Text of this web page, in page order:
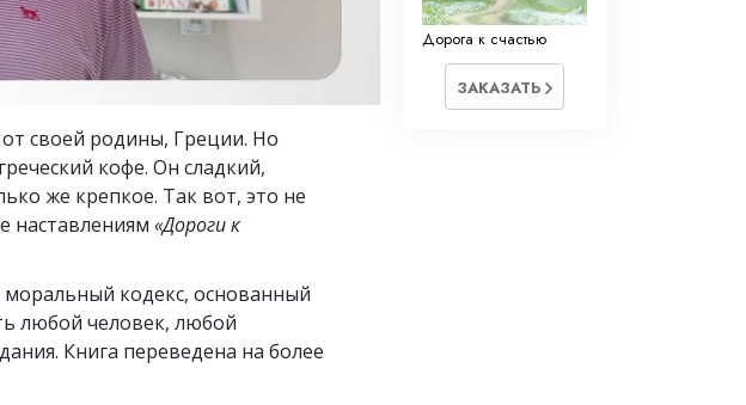
Расследования
Основы организации
своей родины, Греции. Но
кофе. Он сладкий,
же крепкое. Так вот, это не
наставлениям «Дороги к
кодекс, основанный
любой человек, любой
Книга переведена на более
Дорога к счастью
ЗАКАЗАТЬ